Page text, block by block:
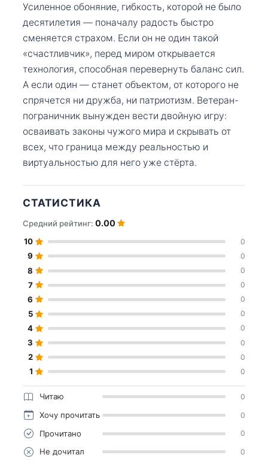
Усиленное обоняние, гибкость, которой не было
десятилетия — поначалу радость быстро
сменяется страхом. Если он не один такой
«счастливчик», перед миром открывается
технология, способная перевернуть баланс сил.
А если один — станет объектом, от которого не
спрячется ни дружба, ни патриотизм. Ветеран-
пограничник вынужден вести двойную игру:
осваивать законы чужого мира и скрывать от
всех, что граница между реальностью и
виртуальностью для него уже стёрта.
СТАТИСТИКА
Средний рейтинг: 0.00
10 0
9 0
8 0
7 0
6 0
5 0
4 0
3 0
2 0
1 0
Читаю 0
Хочу прочитать 0
Прочитано 0
Не дочитал 0